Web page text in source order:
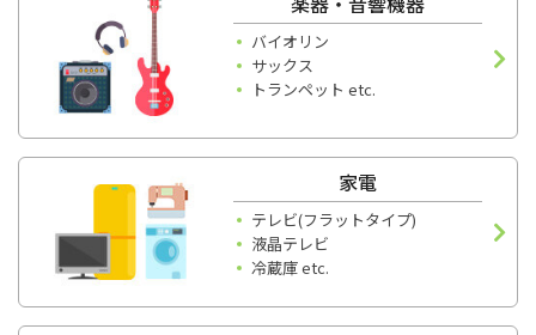
バイオリン
サックス
トランペット etc.
家電
テレビ(フラットタイプ)
液晶テレビ
冷蔵庫 etc.